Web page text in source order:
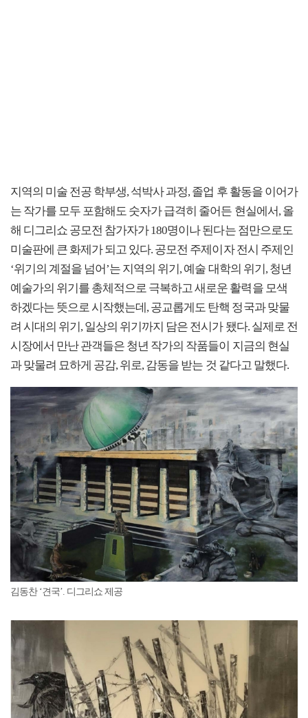
지역의 미술 전공 학부생, 석박사 과정, 졸업 후 활동을 이어가
는 작가를 모두 포함해도 숫자가 급격히 줄어든 현실에서, 올
해 디그리쇼 공모전 참가자가 180명이나 된다는 점만으로도
미술판에 큰 화제가 되고 있다. 공모전 주제이자 전시 주제인
‘위기의 계절을 넘어’는 지역의 위기, 예술 대학의 위기, 청년
예술가의 위기를 총체적으로 극복하고 새로운 활력을 모색
하겠다는 뜻으로 시작했는데, 공교롭게도 탄핵 정국과 맞물
려 시대의 위기, 일상의 위기까지 담은 전시가 됐다. 실제로 전
시장에서 만난 관객들은 청년 작가의 작품들이 지금의 현실
과 맞물려 묘하게 공감, 위로, 감동을 받는 것 같다고 말했다.
김동찬 ‘견국’. 디그리쇼 제공